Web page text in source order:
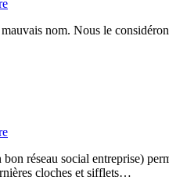
nom. Nous le
réseau social entreprise)
cloches et sifflets…